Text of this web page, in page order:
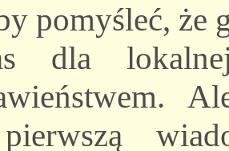
pomyśleć, że
dla